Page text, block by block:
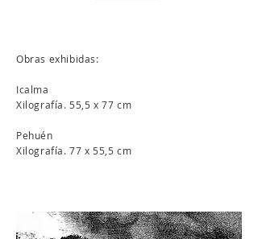
Obras exhibidas:
Icalma
Xilografía. 55,5 x 77 cm
Pehuén
Xilografía. 77 x 55,5 cm